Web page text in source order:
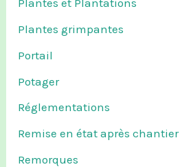
Plantes et Plantations
Plantes grimpantes
Portail
Potager
Réglementations
Remise en état après chantier
Remorques